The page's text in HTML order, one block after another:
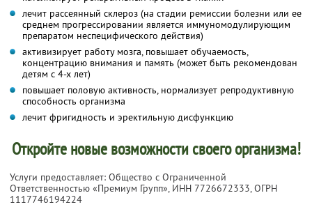
лечит рассеянный склероз (на стадии ремиссии болезни или ее
среднем прогрессировании является иммуномодулирующим
препаратом неспецифического действия)
активизирует работу мозга, повышает обучаемость,
концентрацию внимания и память (может быть рекомендован
детям с 4-х лет)
повышает половую активность, нормализует репродуктивную
способность организма
лечит фригидность и эректильную дисфункцию
Откройте новые возможности своего организма!
Услуги предоставляет: Общество с Ограниченной
Ответственностью «Премиум Групп», ИНН 7726672333, ОГРН
1117746194224